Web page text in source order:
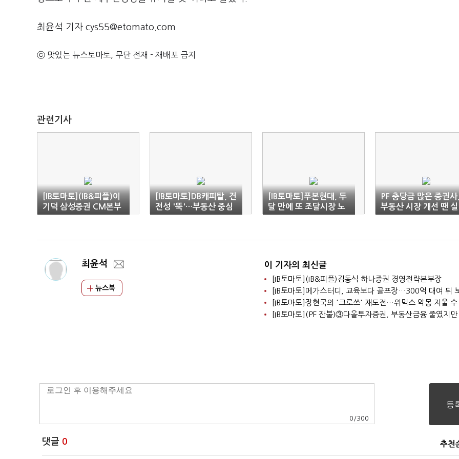
최윤석 기자 cys55@etomato.com
ⓒ 맛있는 뉴스토마토, 무단 전재 - 재배포 금지
관련기사
[IB토마토](IB&피플)이
기덕 삼성증권 CM본부
장
[IB토마토]DB캐피탈, 건
전성 '뚝'…부동산 중심
대출 '부채질'
[IB토마토]푸본현대, 두
달 만에 또 조달시장 노
크…미매각 이어질까
PF 충당금 많은 증권사
부동산 시장 개선 땐 실
적 반전
최윤석
뉴스북
이 기자의 최신글
[IB토마토](IB&피플)김동식 하나증권 경영전략본부장
[IB토마토]장현국의 '크로쓰' 재도전…위믹스 악몽 지울 수
0 /300
댓글 0 추천